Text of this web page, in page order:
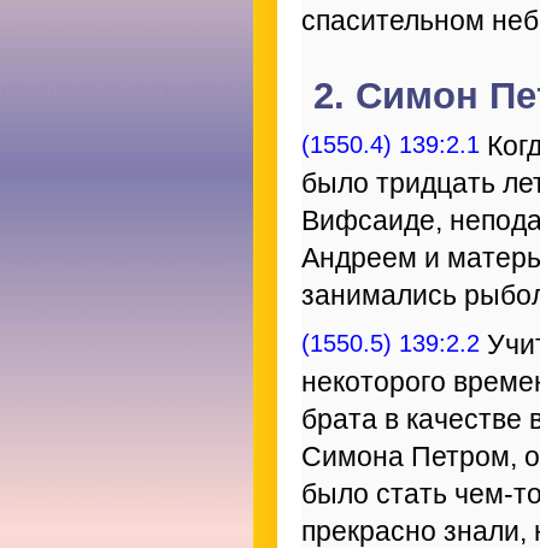
спасительном
2. Симон
(1550.4) 139:2.1
было тридцать
Вифсаиде,
Андреем и
занимались
(1550.5) 139:2.2
некоторого
брата в качестве
Симона Петром,
было стать чем-
прекрасно